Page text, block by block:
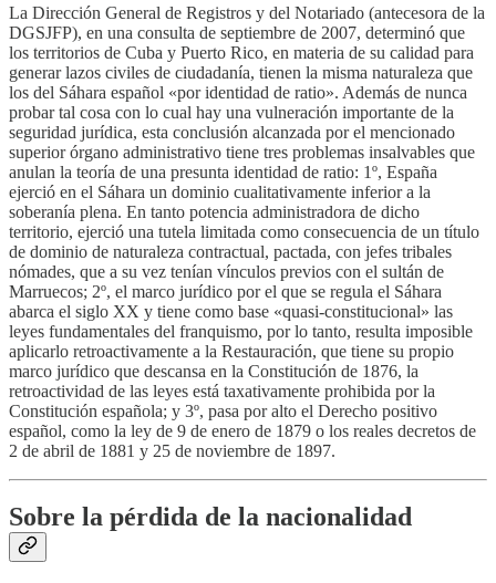
La Dirección General de Registros y del Notariado (antecesora de la
DGSJFP), en una consulta de septiembre de 2007, determinó que
los territorios de Cuba y Puerto Rico, en materia de su calidad para
generar lazos civiles de ciudadanía, tienen la misma naturaleza que
los del Sáhara español «por identidad de ratio». Además de nunca
probar tal cosa con lo cual hay una vulneración importante de la
seguridad jurídica, esta conclusión alcanzada por el mencionado
superior órgano administrativo tiene tres problemas insalvables que
anulan la teoría de una presunta identidad de ratio: 1º, España
ejerció en el Sáhara un dominio cualitativamente inferior a la
soberanía plena. En tanto potencia administradora de dicho
territorio, ejerció una tutela limitada como consecuencia de un título
de dominio de naturaleza contractual, pactada, con jefes tribales
nómades, que a su vez tenían vínculos previos con el sultán de
Marruecos; 2º, el marco jurídico por el que se regula el Sáhara
abarca el siglo XX y tiene como base «quasi-constitucional» las
leyes fundamentales del franquismo, por lo tanto, resulta imposible
aplicarlo retroactivamente a la Restauración, que tiene su propio
marco jurídico que descansa en la Constitución de 1876, la
retroactividad de las leyes está taxativamente prohibida por la
Constitución española; y 3º, pasa por alto el Derecho positivo
español, como la ley de 9 de enero de 1879 o los reales decretos de
2 de abril de 1881 y 25 de noviembre de 1897.
Sobre la pérdida de la nacionalidad